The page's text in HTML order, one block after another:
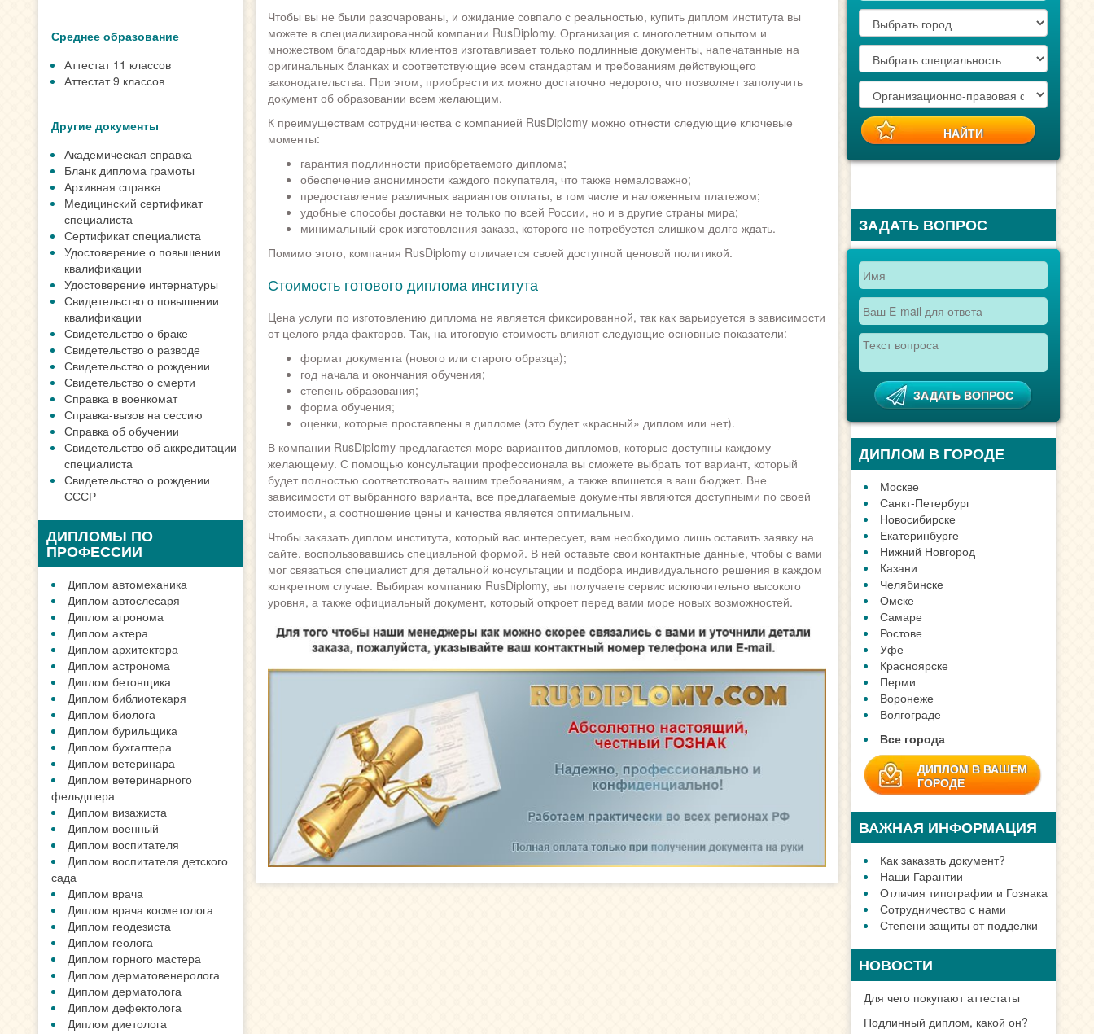
Среднее образование
Аттестат 11 классов
Аттестат 9 классов
Другие документы
Академическая справка
Бланк диплома грамоты
Архивная справка
Медицинский сертификат
специалиста
Сертификат специалиста
Удостоверение о повышении
квалификации
Удостоверение интернатуры
Свидетельство о повышении
квалификации
Свидетельство о браке
Свидетельство о разводе
Свидетельство о рождении
Свидетельство о смерти
Справка в военкомат
Справка-вызов на сессию
Справка об обучении
Свидетельство об аккредитации
специалиста
Свидетельство о рождении
СССР
ДИПЛОМЫ ПО
ПРОФЕССИИ
Диплом автомеханика
Диплом автослесаря
Диплом агронома
Диплом актера
Диплом архитектора
Диплом астронома
Диплом бетонщика
Диплом библиотекаря
Диплом биолога
Диплом бурильщика
Диплом бухгалтера
Диплом ветеринара
Диплом ветеринарного
фельдшера
Диплом визажиста
Диплом военный
Диплом воспитателя
Диплом воспитателя детского
сада
Диплом врача
Диплом врача косметолога
Диплом геодезиста
Диплом геолога
Диплом горного мастера
Диплом дерматовенеролога
Диплом дерматолога
Диплом дефектолога
Диплом диетолога
Чтобы вы не были разочарованы, и ожидание совпало с реальностью, купить диплом института вы
можете в специализированной компании RusDiplomy. Организация с многолетним опытом и
множеством благодарных клиентов изготавливает только подлинные документы, напечатанные на
оригинальных бланках и соответствующие всем стандартам и требованиям действующего
законодательства. При этом, приобрести их можно достаточно недорого, что позволяет заполучить
документ об образовании всем желающим.
К преимуществам сотрудничества с компанией RusDiplomy можно отнести следующие ключевые
моменты:
гарантия подлинности приобретаемого диплома;
обеспечение анонимности каждого покупателя, что также немаловажно;
предоставление различных вариантов оплаты, в том числе и наложенным платежом;
удобные способы доставки не только по всей России, но и в другие страны мира;
минимальный срок изготовления заказа, которого не потребуется слишком долго ждать.
Помимо этого, компания RusDiplomy отличается своей доступной ценовой политикой.
Стоимость готового диплома института
Цена услуги по изготовлению диплома не является фиксированной, так как варьируется в зависимости
от целого ряда факторов. Так, на итоговую стоимость влияют следующие основные показатели:
формат документа (нового или старого образца);
год начала и окончания обучения;
степень образования;
форма обучения;
оценки, которые проставлены в дипломе (это будет «красный» диплом или нет).
В компании RusDiplomy предлагается море вариантов дипломов, которые доступны каждому
желающему. С помощью консультации профессионала вы сможете выбрать тот вариант, который
будет полностью соответствовать вашим требованиям, а также впишется в ваш бюджет. Вне
зависимости от выбранного варианта, все предлагаемые документы являются доступными по своей
стоимости, а соотношение цены и качества является оптимальным.
Чтобы заказать диплом института, который вас интересует, вам необходимо лишь оставить заявку на
сайте, воспользовавшись специальной формой. В ней оставьте свои контактные данные, чтобы с вами
мог связаться специалист для детальной консультации и подбора индивидуального решения в каждом
конкретном случае. Выбирая компанию RusDiplomy, вы получаете сервис исключительно высокого
уровня, а также официальный документ, который откроет перед вами море новых возможностей.
ЗАДАТЬ ВОПРОС
ДИПЛОМ В ГОРОДЕ
Москве
Санкт-Петербург
Новосибирске
Екатеринбурге
Нижний Новгород
Казани
Челябинске
Омске
Самаре
Ростове
Уфе
Красноярске
Перми
Воронеже
Волгограде
Все города
ДИПЛОМ В ВАШЕМ
ГОРОДЕ
ВАЖНАЯ ИНФОРМАЦИЯ
Как заказать документ?
Наши Гарантии
Отличия типографии и Гознака
Сотрудничество с нами
Степени защиты от подделки
НОВОСТИ
Для чего покупают аттестаты
Подлинный диплом, какой он?